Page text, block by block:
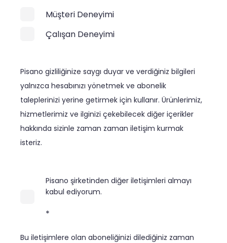
Müşteri Deneyimi
Çalışan Deneyimi
Pisano gizliliğinize saygı duyar ve verdiğiniz bilgileri
yalnızca hesabınızı yönetmek ve abonelik
taleplerinizi yerine getirmek için kullanır. Ürünlerimiz,
hizmetlerimiz ve ilginizi çekebilecek diğer içerikler
hakkında sizinle zaman zaman iletişim kurmak
isteriz.
Pisano şirketinden diğer iletişimleri almayı
kabul ediyorum.
*
Bu iletişimlere olan aboneliğinizi dilediğiniz zaman